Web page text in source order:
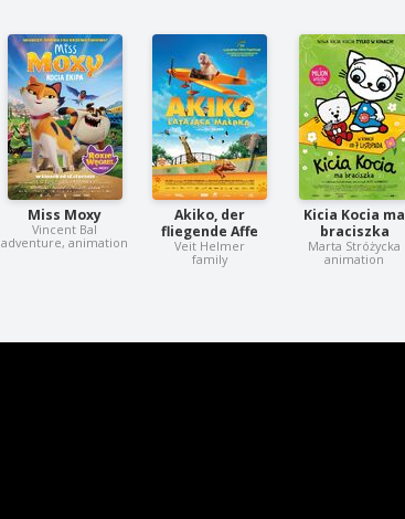
Miss Moxy
Vincent Bal
adventure, animation
Akiko, der
fliegende Affe
Veit Helmer
family
Kicia Kocia ma
braciszka
Marta Stróżycka
animation